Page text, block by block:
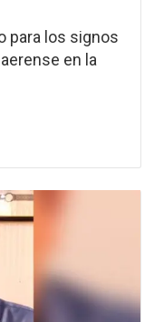
para los signos
en la